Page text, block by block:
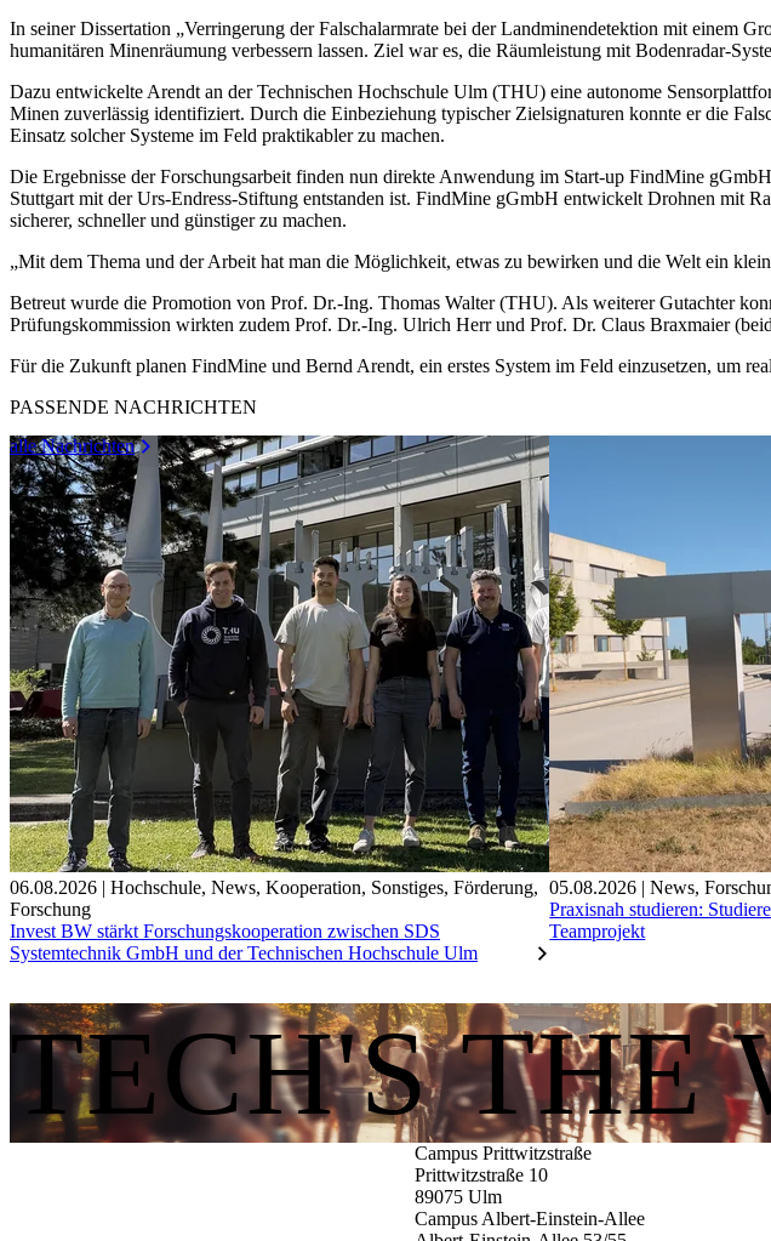
In seiner Dissertation „Verringerung der Falschalarmrate bei der Landminendetektion mit einem
humanitären Minenräumung verbessern lassen. Ziel war es, die Räumleistung mit Bodenradar-
Dazu entwickelte Arendt an der Technischen Hochschule Ulm (THU) eine autonome
Minen zuverlässig identifiziert. Durch die Einbeziehung typischer Zielsignaturen konnte er die
Einsatz solcher Systeme im Feld praktikabler zu machen.
Die Ergebnisse der Forschungsarbeit finden nun direkte Anwendung im Start-up FindMine
Stuttgart mit der Urs-Endress-Stiftung entstanden ist. FindMine gGmbH entwickelt Drohnen mit
sicherer, schneller und günstiger zu machen.
„Mit dem Thema und der Arbeit hat man die Möglichkeit, etwas zu bewirken und die Welt ein
Betreut wurde die Promotion von Prof. Dr.-Ing. Thomas Walter (THU). Als weiterer Gutachter
Prüfungskommission wirkten zudem Prof. Dr.-Ing. Ulrich Herr und Prof. Dr. Claus Braxmaier
Für die Zukunft planen FindMine und Bernd Arendt, ein erstes System im Feld einzusetzen, um
PASSENDE NACHRICHTEN
alle Nachrichten
06.08.2026 | Hochschule, News, Kooperation, Sonstiges, Förderung,
Forschung
Invest BW stärkt Forschungskooperation zwischen SDS
Systemtechnik GmbH und der Technischen Hochschule Ulm
05.08.2026 | News,
Praxisnah studieren:
Teamprojekt
TECH'S THE
Campus Prittwitzstraße
Prittwitzstraße 10
89075 Ulm
Campus Albert-Einstein-Allee